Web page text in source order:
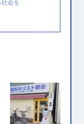
会を